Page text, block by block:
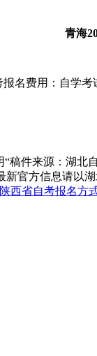
青海
费用：自学考
件来源：湖北
官方信息请以
西省自考报名方